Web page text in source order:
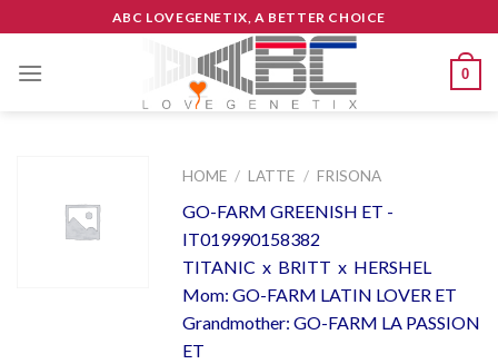
to
content
ABC LOVEGENETIX, A BETTER CHOICE
0
HOME / LATTE / FRISONA
GO-FARM GREENISH ET -
IT019990158382
TITANIC x BRITT x HERSHEL
Mom: GO-FARM LATIN LOVER ET
Grandmother: GO-FARM LA PASSION
ET